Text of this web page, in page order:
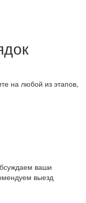
на любой из этапов,
ваши
выезд